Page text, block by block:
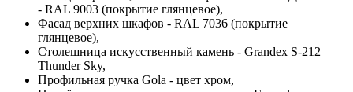
- RAL 9003 (покрытие глянцевое),
Фасад верхних шкафов - RAL 7036 (покрытие
глянцевое),
Столешница искусственный камень - Grandex S-212
Thunder Sky,
Профильная ручка Gola - цвет хром,